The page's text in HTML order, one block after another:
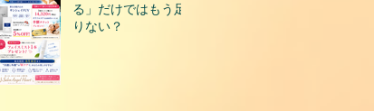
る」だけではもう足
りない？